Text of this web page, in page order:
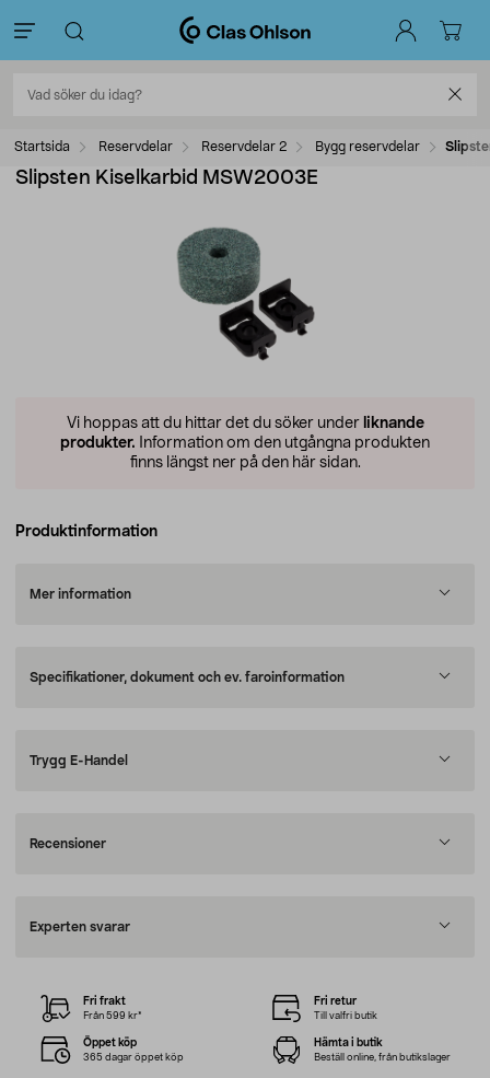
Startsida Reservdelar Reservdelar 2 Bygg reservdelar
Slipsten Kiselkarbid MSW2003E
Vi hoppas att du hittar det du söker under liknande
produkter. Information om den utgångna produkten
finns längst ner på den här sidan.
Produktinformation
Mer information
Specifikationer, dokument och ev. faroinformation
Trygg E-Handel
Recensioner
Experten svarar
Fri frakt
Från 599 kr*
Fri retur
Till valfri butik
Öppet köp
365 dagar öppet köp
Hämta i butik
Beställ online, från butikslager